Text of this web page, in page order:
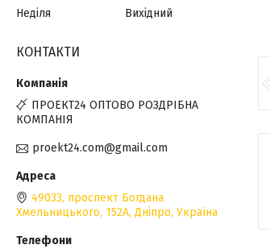
Неділя
Вихідний
КОНТАКТИ
ПРОЕКТ24 ОПТОВО РОЗДРІБНА
КОМПАНІЯ
proekt24.com@gmail.com
49033, проспект Богдана
Хмельницького, 152А, Дніпро, Україна